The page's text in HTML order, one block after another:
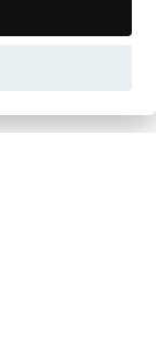
All rights